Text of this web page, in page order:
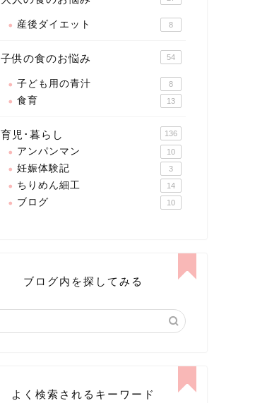
産後ダイエット 8
子供の食のお悩み 54
子ども用の青汁 8
食育 13
育児･暮らし 136
アンパンマン 10
妊娠体験記 3
ちりめん細工 14
ブログ 10
ブログ内を探してみる
よく検索されるキーワード